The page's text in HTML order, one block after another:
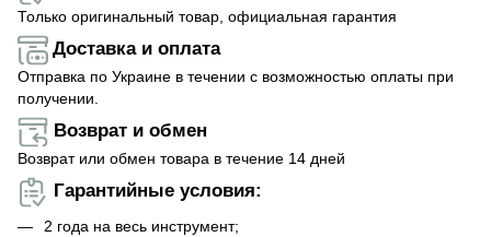
Только оригинальный товар, официальная гарантия
Доставка и оплата
Отправка по Украине в течении с возможностью оплаты при
получении.
Возврат и обмен
Возврат или обмен товара в течение 14 дней
Гарантийные условия:
2 года на весь инструмент;